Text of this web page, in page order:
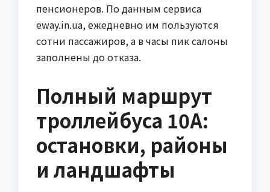
пенсионеров. По данным сервиса
eway.in.ua, ежедневно им пользуются
сотни пассажиров, а в часы пик салоны
заполнены до отказа.
Полный маршрут
троллейбуса 10А:
остановки, районы
и ландшафты